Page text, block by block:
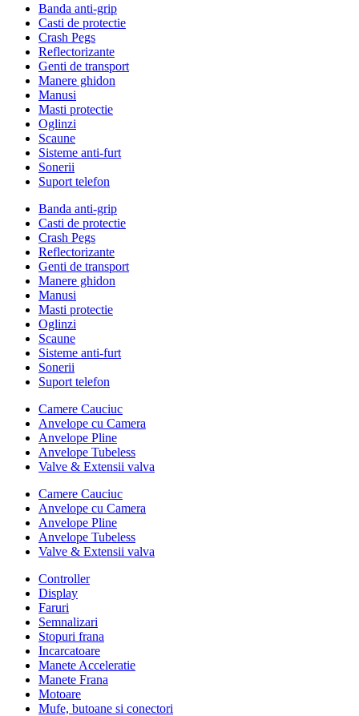
Banda anti-grip
Casti de protectie
Crash Pegs
Reflectorizante
Genti de transport
Manere ghidon
Manusi
Masti protectie
Oglinzi
Scaune
Sisteme anti-furt
Sonerii
Suport telefon
Banda anti-grip
Casti de protectie
Crash Pegs
Reflectorizante
Genti de transport
Manere ghidon
Manusi
Masti protectie
Oglinzi
Scaune
Sisteme anti-furt
Sonerii
Suport telefon
Camere Cauciuc
Anvelope cu Camera
Anvelope Pline
Anvelope Tubeless
Valve & Extensii valva
Camere Cauciuc
Anvelope cu Camera
Anvelope Pline
Anvelope Tubeless
Valve & Extensii valva
Controller
Display
Faruri
Semnalizari
Stopuri frana
Incarcatoare
Manete Acceleratie
Manete Frana
Motoare
Mufe, butoane si conectori